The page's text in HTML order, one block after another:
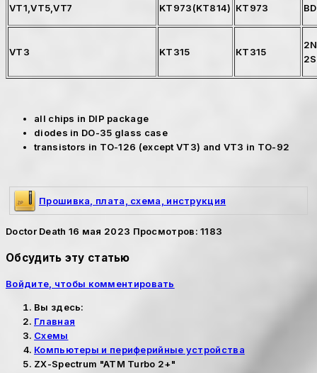
VT1,VT5,VT7 KT973(KT814) КТ973
VT3 KT315 КТ315
all chips in DIP package
diodes in DO-35 glass case
transistors in TO-126 (except VT3) and VT3 in TO-92
Прошивка, плата, схема, инструкция
Doctor Death 16 мая 2023 Просмотров: 1183
Обсудить эту статью
Войдите, чтобы комментировать
Вы здесь:
Главная
Cхемы
Компьютеры и периферийные устройства
ZX-Spectrum "ATM Turbo 2+"